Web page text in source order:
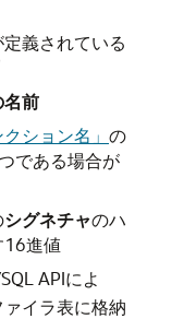
義されている
名前
ション名」 の
である場合が
シグネチャのハ
16進値
APIによ
イラ表に格納